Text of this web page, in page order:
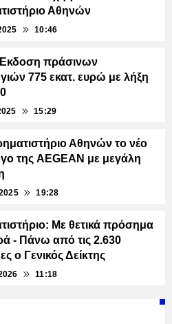
Αθηνών
10:46
πράσινων
775 εκατ. ευρώ με λήξη
15:29
Αθηνών το νέο
της AEGEAN με μεγάλη
19:28
Με θετικά πρόσημα
- Πάνω από τις 2.630
ο Γενικός Δείκτης
11:18